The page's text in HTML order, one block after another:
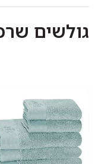
40 מעלות.
כביסה ראשונה
גולשים